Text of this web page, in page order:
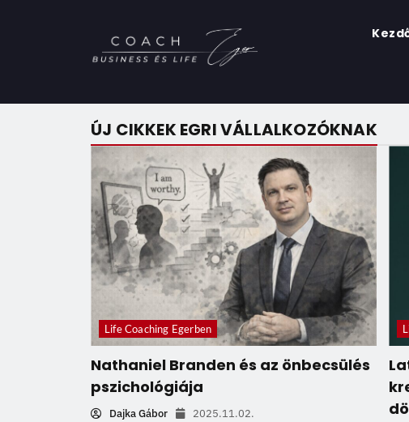
ÚJ CIKKEK EGRI VÁLLALKOZÓKNAK
Life Coaching Egerben
Nathaniel Branden és az önbecsülés
pszichológiája
Dajka Gábor 2025.11.02.